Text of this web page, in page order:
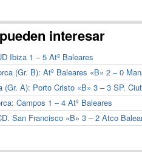
interesar
Ibiza 1 – 5 Atº Baleares
(Gr. B): Atº Baleares «B» 2 – 0
(Gr. A): Porto Cristo «B» 3 – 3 SP.
Campos 1 – 4 Atº Baleares
San Francisco «B» 3 – 2 Atco